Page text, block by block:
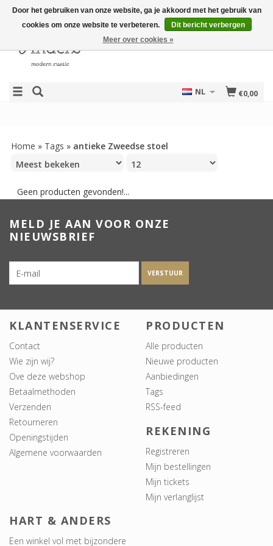
€0,00
NL
Home » Tags » antieke Zweedse stoel
Geen producten gevonden!...
MELD JE AAN VOOR ONZE
NIEUWSBRIEF
VERSTUUR
KLANTENSERVICE
Contact
Wie zijn wij?
Ove deze webshop
Betaalmethoden
Verzenden
Retourneren
Openingstijden
Algemene voorwaarden
PRODUCTEN
Alle producten
Nieuwe producten
Aanbiedingen
Tags
RSS-feed
REKENING
Registreren
Mijn bestellingen
Mijn tickets
Mijn verlanglijst
HART & ANDERS
Een winkel vol met bijzondere
Door het gebruiken van onze website, ga je akkoord met het gebruik van
cookies om onze website te verbeteren.
Dit bericht verbergen
Meer over cookies »